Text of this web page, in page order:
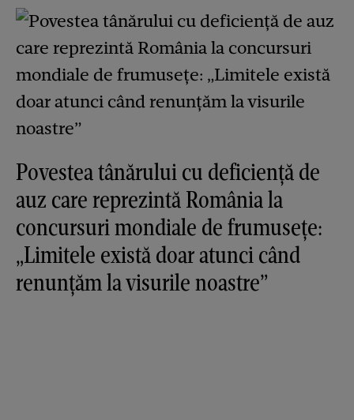
Povestea tânărului cu deficiență de
auz care reprezintă România la
concursuri mondiale de frumusețe:
„Limitele există doar atunci când
renunțăm la visurile noastre”